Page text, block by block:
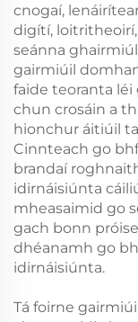
cnogaí,
digítí,
seánna
gairmiúil
faide teoranta
chun crosáin a
hionchur áitiúil
Cinnteach go
brandaí
idirnáisiúnta
mheasaimid go
gach bonn
dhéanamh go
idirnáisiúnta.
Tá foirne